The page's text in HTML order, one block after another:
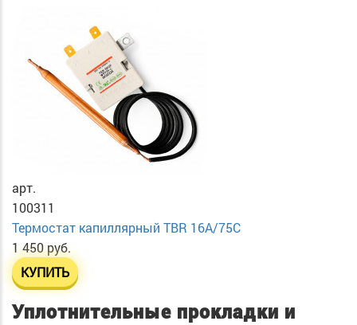
арт.
100311
Термостат капиллярный TBR 16A/75C
1 450 руб.
КУПИТЬ
Уплотнительные прокладки и